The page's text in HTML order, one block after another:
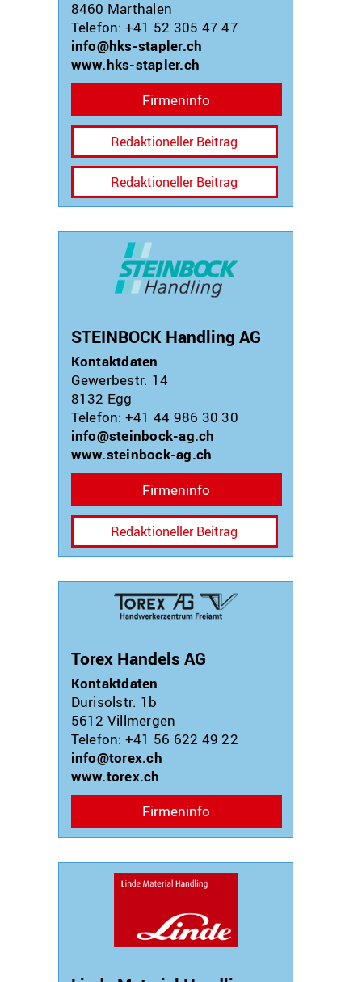
Firmeninfo
Redaktioneller Beitrag
Redaktioneller Beitrag
8460 Marthalen
Telefon: +41 52 305 47 47
info@hks-stapler.ch
www.hks-stapler.ch
Firmeninfo
Redaktioneller Beitrag
STEINBOCK Handling AG
Kontaktdaten
Gewerbestr. 14
8132 Egg
Telefon: +41 44 986 30 30
info@steinbock-ag.ch
www.steinbock-ag.ch
Firmeninfo
Torex Handels AG
Kontaktdaten
Durisolstr. 1b
5612 Villmergen
Telefon: +41 56 622 49 22
info@torex.ch
www.torex.ch